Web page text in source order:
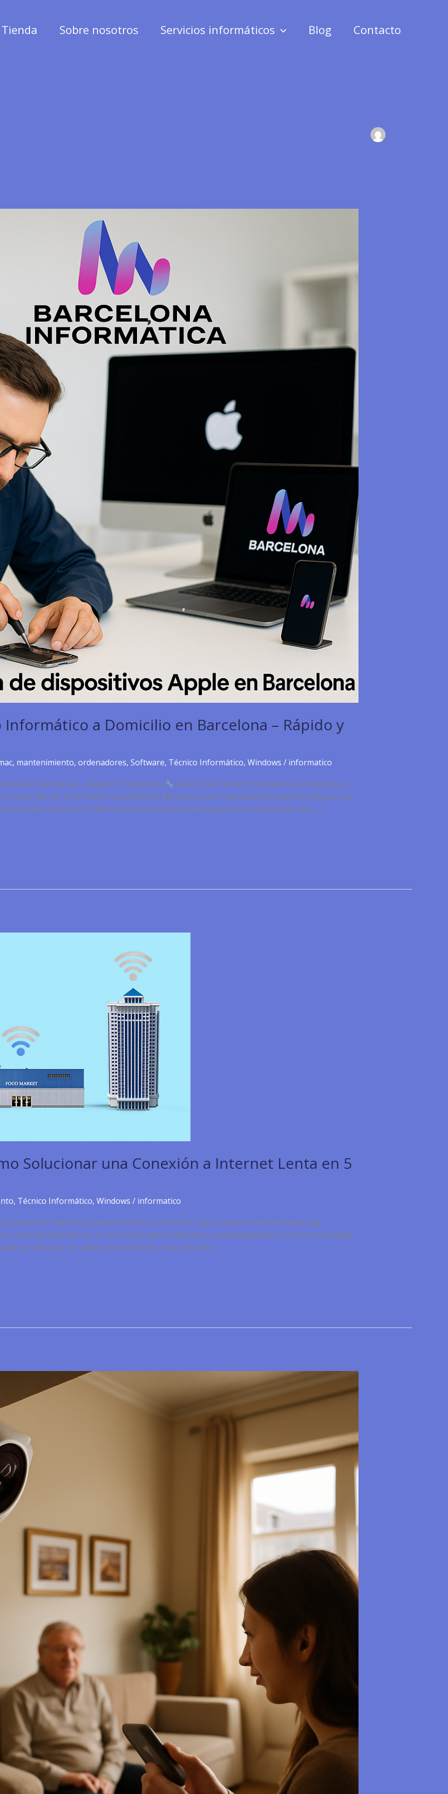
Tienda Sobre nosotros Servicios informáticos Blog Contacto
Informático a Domicilio en Barcelona – Rápido y
, mantenimiento, ordenadores, Software, Técnico Informático, Windows / informatico
en Barcelona – Rápido y Profesional
Servicio de Técnico Informático a Domicilio en
El mejor técnico informático a domicilio en Barcelona para reparaciones urgentes ¿Buscas un
de confianza? En Barcelona Informática somos expertos en reparación de […]
Solucionar una Conexión a Internet Lenta en 5
, Técnico Informático, Windows / informatico
Conexión a Internet Lenta en 5 Pasos ¿Te frustra una conexión a Internet lenta que
entretenimiento? En un mundo donde la velocidad y la estabilidad de la red son esenciales,
ser más que un simple inconveniente. Una conexión